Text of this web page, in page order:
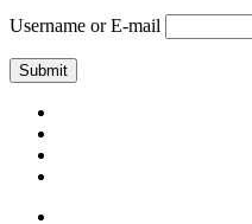
Username or E-mail